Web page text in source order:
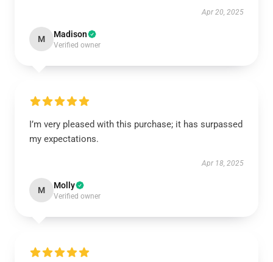
Apr 20, 2025
M Madison
Verified owner
I’m very pleased with this purchase; it has surpassed
my expectations.
Apr 18, 2025
M Molly
Verified owner